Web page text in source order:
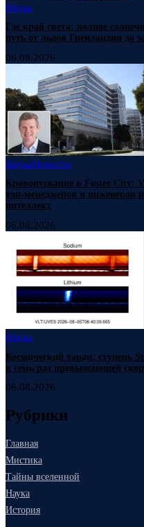
Наука
Где край света: полное
путь от льдов Гренландии до
06.08.2026
НаукаНовости
Кровопускание в Foster City:
топ-менеджеров и инженеров
интеллект
06.08.2026
Наука
Космический таран: ступень
в семь раз превышающей
06.08.2026
Рубрики
Главная
Мистика
Тайны вселенной
Наука
История